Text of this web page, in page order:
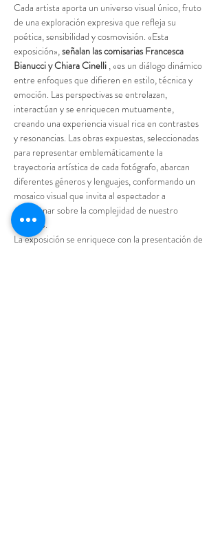
Cada artista aporta un universo visual único, fruto
de una exploración expresiva que refleja su
poética, sensibilidad y cosmovisión. «Esta
exposición», señalan las comisarias Francesca
Bianucci y Chiara Cinelli , «es un diálogo dinámico
entre enfoques que difieren en estilo, técnica y
emoción. Las perspectivas se entrelazan,
interactúan y se enriquecen mutuamente,
creando una experiencia visual rica en contrastes
y resonancias. Las obras expuestas, seleccionadas
para representar emblemáticamente la
trayectoria artística de cada fotógrafo, abarcan
diferentes géneros y lenguajes, conformando un
mosaico visual que invita al espectador a
reflexionar sobre la complejidad de nuestro
tiempo».
La exposición se enriquece con la presentación de